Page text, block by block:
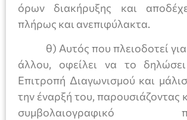
όρων διακήρυξης και
πλήρως και ανεπιφύλακτα.
θ) Αυτός που πλειοδοτεί για
άλλου, οφείλει να το
Επιτροπή Διαγωνισμού και
την έναρξή του, παρουσιάζοντας
συμβολαιογραφικό